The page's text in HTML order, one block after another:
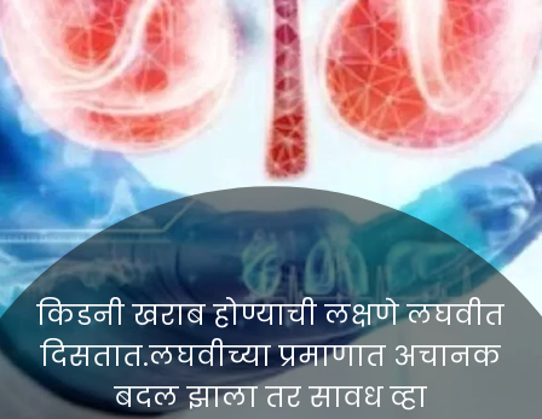
किडनी खराब होण्याची लक्षणे लघवीत
दिसतात.लघवीच्या प्रमाणात अचानक
बदल झाला तर सावध व्हा